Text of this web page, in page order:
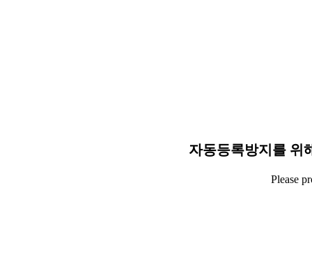
자동등록방지를 위
Please